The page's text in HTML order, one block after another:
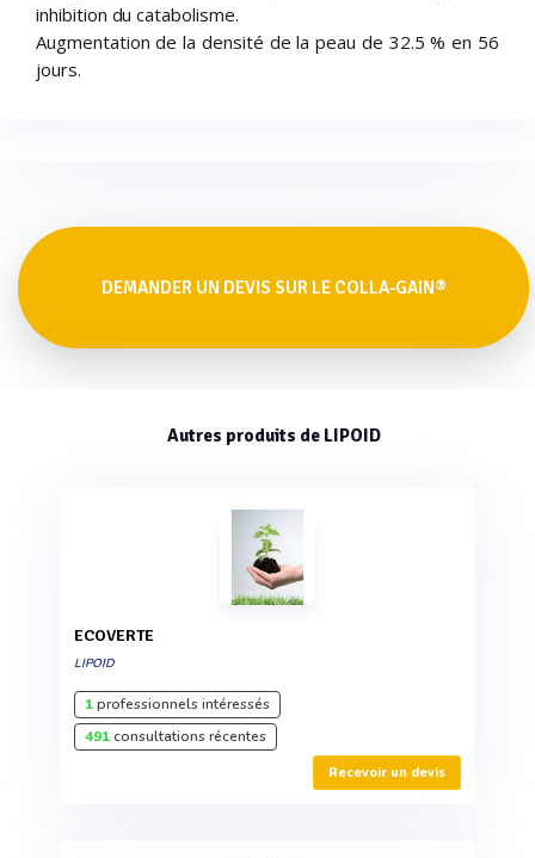
inhibition du catabolisme.
Augmentation de la densité de la peau de 32.5 % en 56
jours.
DEMANDER UN DEVIS SUR LE COLLA-GAIN®
Autres produits de LIPOID
ECOVERTE
LIPOID
1professionnels intéressés
491consultations récentes
Recevoir un devis